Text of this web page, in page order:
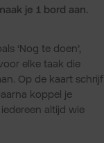
je 1 bord aan.
‘Nog te doen’,
voor elke taak die
Op de kaart schrijf
koppel je
altijd wie